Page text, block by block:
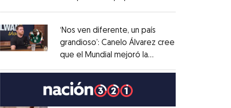
Opens in new window
‘Nos ven diferente, un país
grandioso’: Canelo Álvarez cree
que el Mundial mejoró la